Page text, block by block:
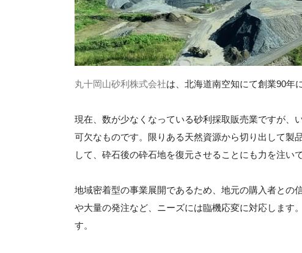
丸十岡山砂利株式会社は、北海道南空知にて創業90年
現在、数が少なくなっている砂利採取販売業ですが、
可欠なものです。限りある天然資源から切り出して製
して、砕石後の砕石地を復元させることにも力を注いで
地域密着型の事業展開であるため、地元の購入者との
や大量の発注など、ニーズには臨機応変に対応します
す。